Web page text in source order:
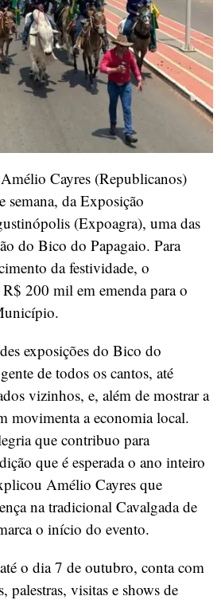
Cayres (Republicanos)
semana, da Exposição
(Expoagra), uma das
do Bico do Papagaio. Para
da festividade, o
200 mil em emenda para o
exposições do Bico do
de todos os cantos, até
vizinhos, e, além de mostrar a
movimenta a economia local.
que contribuo para
que é esperada o ano inteiro
Amélio Cayres que
na tradicional Cavalgada de
o início do evento.
o dia 7 de outubro, conta com
palestras, visitas e shows de